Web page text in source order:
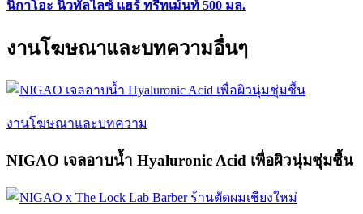
นิกาโอะ นิวทัลไลซ์ แฮร์ ทรีทเม้นท์ 500 มล.
งานโฆษณาและบทความอื่นๆ
งานโฆษณาและบทความ
NIGAO เจลอาบน้ำ Hyaluronic Acid เพื่อผิวนุ่มชุ่มชื้น